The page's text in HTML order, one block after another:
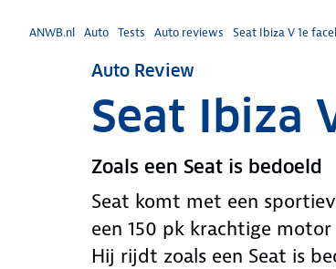
ANWB.nl Auto Tests Auto reviews Seat Ibiza V 1e
Auto Review
Seat Ibiza
Zoals een Seat is bedoeld
Seat komt met een
een 150 pk krachtige
Hij rijdt zoals een Seat is